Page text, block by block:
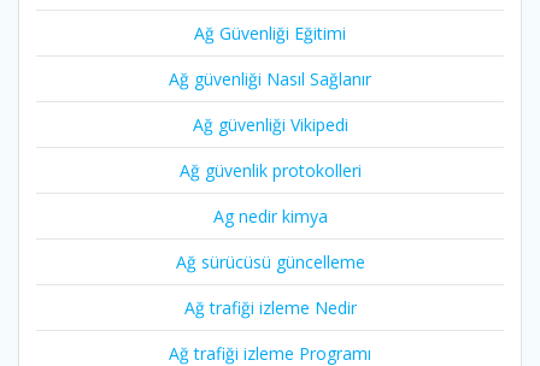
Ağ Güvenliği Eğitimi
Ağ güvenliği Nasıl Sağlanır
Ağ güvenliği Vikipedi
Ağ güvenlik protokolleri
Ag nedir kimya
Ağ sürücüsü güncelleme
Ağ trafiği izleme Nedir
Ağ trafiği izleme Programı